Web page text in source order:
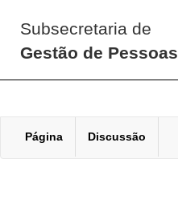
Subsecretaria de
Gestão de Pessoas
Página Discussão